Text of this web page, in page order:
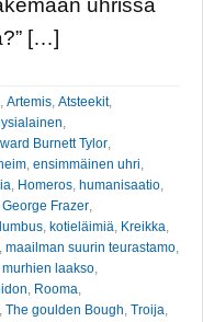
[…]
, Artemis, Atsteekit,
,
Burnett Tylor,
, ensimmäinen uhri,
, Homeros, humanisaatio,
Frazer,
, kotieläimiä, Kreikka,
, maailman suurin teurastamo,
murhien laakso,
, Rooma,
, The goulden Bough, Troija,